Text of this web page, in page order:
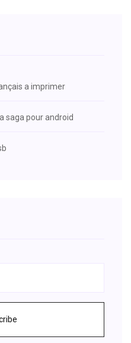
a imprimer
saga pour android